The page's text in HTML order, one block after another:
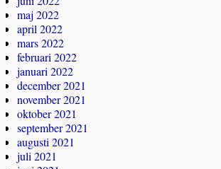
maj 2022
april 2022
mars 2022
februari 2022
januari 2022
december 2021
november 2021
oktober 2021
september 2021
augusti 2021
juli 2021